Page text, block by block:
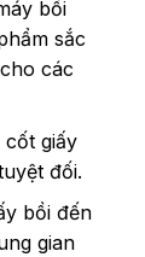
bồi
sắc
các
giấy
đối.
bồi đến
gian